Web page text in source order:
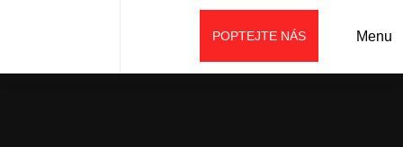
Menu
POPTEJTE NÁS